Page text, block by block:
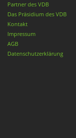
Partner des VDB
Das Präsidium des VDB
Kontakt
Impressum
AGB
Datenschutzerklärung